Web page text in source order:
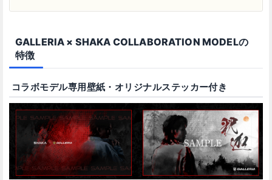
GALLERIA × SHAKA COLLABORATION MODELの
特徴
コラボモデル専用壁紙・オリジナルステッカー付き